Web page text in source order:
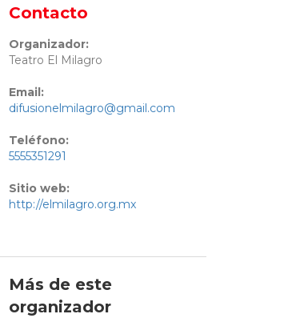
Contacto
Organizador:
Teatro El Milagro
Email:
difusionelmilagro@gmail.com
Teléfono:
5555351291
Sitio web:
http://elmilagro.org.mx
Más de este
organizador